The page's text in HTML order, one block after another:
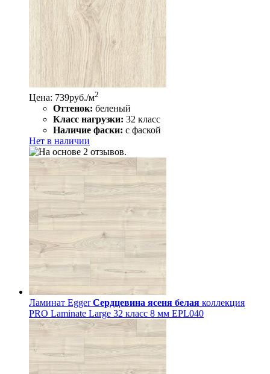
Цена: 739руб./м2
Оттенок: беленый
Класс нагрузки: 32 класс
Наличие фаски: с фаской
Нет в наличии
Ламинат EggerСердцевина ясеня белая коллекция
PRO Laminate Large 32 класс 8 мм EPL040